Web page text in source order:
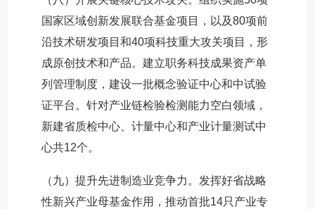
国家区域创新发展联合基金项目，以及80项前
沿技术研发项目和40项科技重大攻关项目，形
成原创技术和产品。建立职务科技成果资产单
列管理制度，建设一批概念验证中心和中试验
证平台。针对产业链检验检测能力空白领域，
新建省质检中心、计量中心和产业计量测试中
心共12个。
（九）提升先进制造业竞争力。发挥好省战略
性新兴产业母基金作用，推动首批14只产业专